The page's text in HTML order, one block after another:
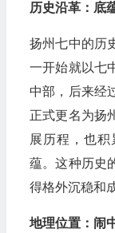
历史沿革：底
扬州七中的历
一开始就以七
中部，后来经
正式更名为扬
展历程，也
蕴。这种历史
得格外沉稳和
地理位置：闹